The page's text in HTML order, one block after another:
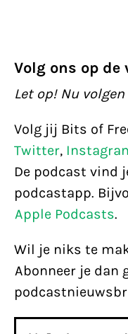
Volg ons op de
Let op! Nu
Volg jij Bits of
Twitter,
De podcast vind
podcastapp.
Apple Podcasts.
Wil je niks te
Abonneer je dan